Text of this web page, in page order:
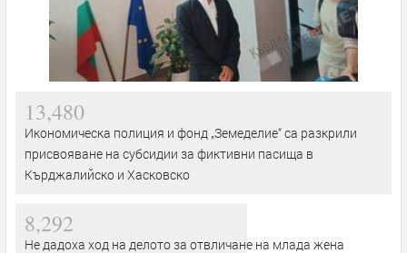
13,480
Икономическа полиция и фонд „Земеделие“ са разкрили
присвояване на субсидии за фиктивни пасища в
Кърджалийско и Хасковско
8,292
Не дадоха ход на делото за отвличане на млада жена